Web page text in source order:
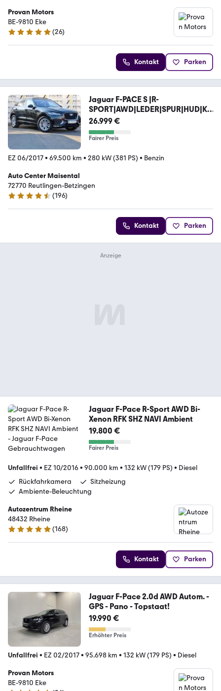
Provan Motors
BE-9810 Eke
5 Sterne
(26)
Kontakt Parken
Jaguar F-PACE S |R-
SPORT|AWD|LEDER|SPUR|HUD|KE
Y GO
26.999 €
Fairer Preis
EZ 06/2017• 69.500 km • 280 kW (381 PS) • Benzin
Auto Center Maisental
72770 Reutlingen-Betzingen
4.4 Sterne
(196)
Kontakt Parken
Jaguar F-Pace R-Sport AWD Bi-
Xenon RFK SHZ NAVI Ambient
19.800 €
Fairer Preis
Unfallfrei • EZ 10/2016• 90.000 km • 132 kW (179 PS) • Diesel
Rückfahrkamera
Sitzheizung
Ambiente-Beleuchtung
Autozentrum Rheine
48432 Rheine
4.9 Sterne
(168)
Kontakt Parken
Jaguar F-Pace 2.0d AWD Autom. -
GPS - Pano - Topstaat!
19.990 €
Erhöhter Preis
Unfallfrei • EZ 02/2017• 95.698 km • 132 kW (179 PS) • Diesel
Provan Motors
BE-9810 Eke